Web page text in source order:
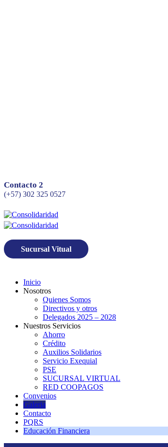
Contacto 2
(+57) 302 325 0527
Sucursal Vitual
Inicio
Nosotros
Quienes Somos
Directivos y otros
Delegados 2025 – 2028
Nuestros Servicios
Ahorro
Crédito
Auxilios Solidarios
Servicio Exequial
PSE
SUCURSAL VIRTUAL
RED COOPAGOS
Convenios
Galeria
Contacto
PQRS
Educación Financiera